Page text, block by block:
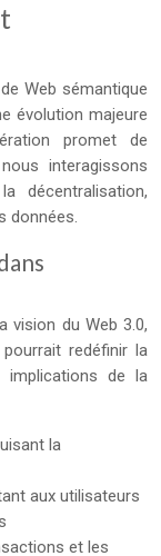
Web sémantique
évolution majeure
promet de
interagissons
décentralisation,
données.
vision du Web 3.0,
redéfinir la
implications de la
la
aux utilisateurs
et les